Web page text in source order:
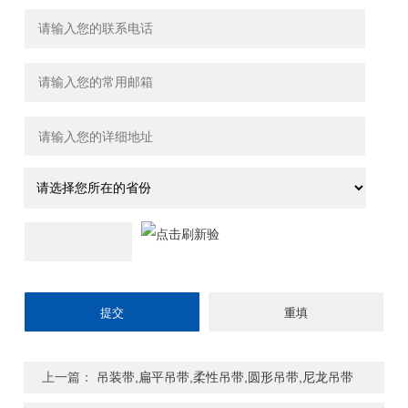
上一篇： 吊装带,扁平吊带,柔性吊带,圆形吊带,尼龙吊带